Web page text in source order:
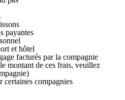
payantes
et hôtel
facturés par la compagnie
montant de ces frais, veuillez
certaines compagnies